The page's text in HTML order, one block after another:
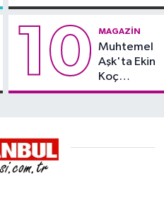
kayması
10 MAGAZIN
Muhtemel
Aşk'ta Ekin
Koç
damgası